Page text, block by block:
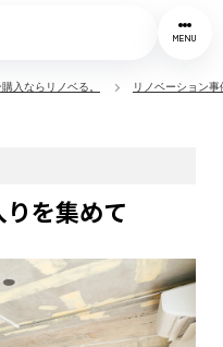
MENU
入ならリノベる。 リノベーション事
を集めて